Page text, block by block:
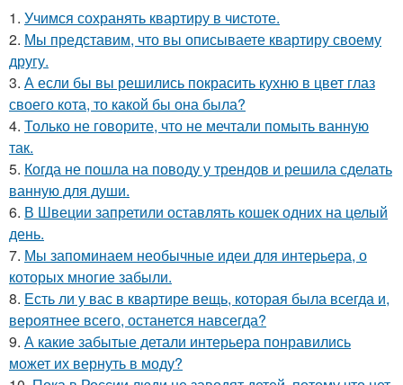
1. Учимся сохранять квартиру в чистоте.
2. Мы представим, что вы описываете квартиру своему
другу.
3. А если бы вы решились покрасить кухню в цвет глаз
своего кота, то какой бы она была?
4. Только не говорите, что не мечтали помыть ванную
так.
5. Когда не пошла на поводу у трендов и решила сделать
ванную для души.
6. В Швеции запретили оставлять кошек одних на целый
день.
7. Мы запоминаем необычные идеи для интерьера, о
которых многие забыли.
8. Есть ли у вас в квартире вещь, которая была всегда и,
вероятнее всего, останется навсегда?
9. А какие забытые детали интерьера понравились
может их вернуть в моду?